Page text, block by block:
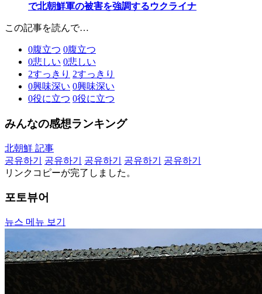
で北朝鮮軍の被害を強調するウクライナ
この記事を読んで…
0腹立つ 0腹立つ
0悲しい 0悲しい
2すっきり 2すっきり
0興味深い 0興味深い
0役に立つ 0役に立つ
みんなの感想ランキング
北朝鮮 記事
공유하기
공유하기 공유하기 공유하기
공유하기
リンクコピーが完了しました。
포토뷰어
뉴스 메뉴 보기